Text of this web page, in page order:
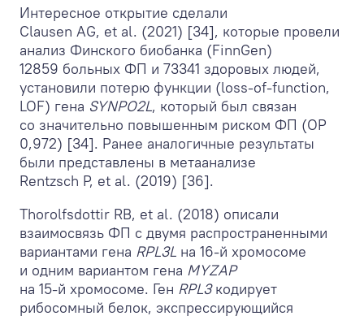
Интересное открытие сделали
Clausen AG, et al. (2021) [34], которые провели
анализ Финского биобанка (FinnGen)
12859 больных ФП и 73341 здоровых людей,
установили потерю функции (loss-of-function,
LOF) гена SYNPO2L, который был связан
со значительно повышенным риском ФП (ОР
0,972) [34]. Ранее аналогичные результаты
были представлены в метаанализе
Rentzsch P, et al. (2019) [36].
Thorolfsdottir RB, et al. (2018) описали
взаимосвязь ФП с двумя распространенными
вариантами гена RPL3L на 16‑й хромосоме
и одним вариантом гена MYZAP
на 15‑й хромосоме. Ген RPL3кодирует
рибосомный белок, экспрессирующийся